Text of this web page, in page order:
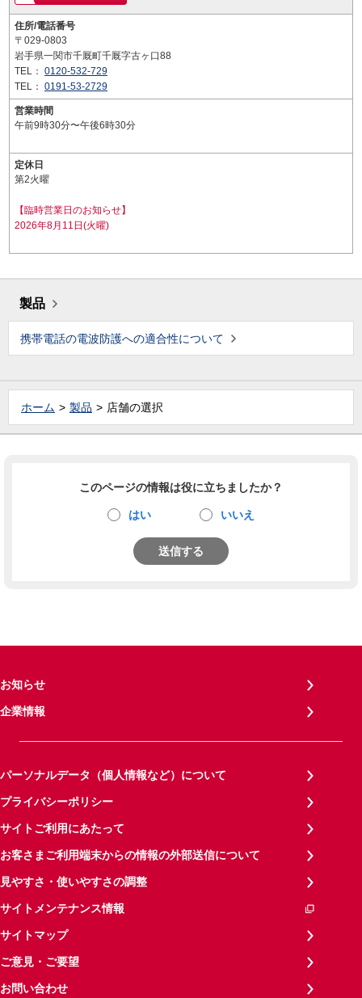
住所/電話番号
〒029-0803
岩手県一関市千厩町千厩字古ヶ口88
TEL： 0120-532-729
TEL： 0191-53-2729
営業時間
午前9時30分〜午後6時30分
定休日
第2火曜
【臨時営業日のお知らせ】
2026年8月11日(火曜)
製品
携帯電話の電波防護への適合性について
ホーム 製品 店舗の選択
このページの情報は役に立ちましたか？
はい いいえ
送信する
お知らせ
企業情報
パーソナルデータ（個人情報など）について
プライバシーポリシー
サイトご利用にあたって
お客さまご利用端末からの情報の外部送信について
見やすさ・使いやすさの調整
サイトメンテナンス情報
サイトマップ
ご意見・ご要望
お問い合わせ